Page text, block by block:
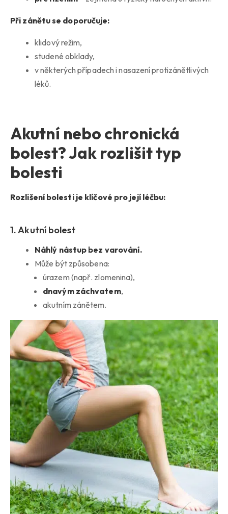
Při zánětu se doporučuje:
klidový režim,
studené obklady,
v některých případech i nasazení protizánětlivých
léků.
Akutní nebo chronická
bolest? Jak rozlišit typ
bolesti
Rozlišení bolesti je klíčové pro její léčbu:
1. Akutní bolest
Náhlý nástup bez varování.
Může být způsobena:
úrazem (např. zlomenina),
dnavým záchvatem,
akutním zánětem.